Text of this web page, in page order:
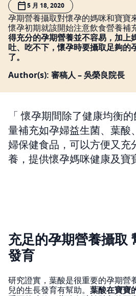
5 月 18, 2020
孕期營養攝取對懷孕的媽咪和寶寶
懷孕初期就該開始注意飲食營養補
得充分的孕期營養並不容易，加上
吐、吃不下，懷孕時要攝取足夠的
了。
Author(s): 審稿人 – 吳榮良院長
懷孕期間除了健康均衡
量補充如孕婦益生菌、葉酸
婦保健食品，可以方便又充
養，提供懷孕媽咪健康及寶
充足的孕期營養攝取
發育
研究證實，葉酸是很重要的孕期營
兒的生長發育有幫助。 葉酸在寶寶